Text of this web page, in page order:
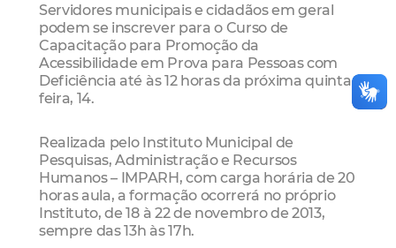
Servidores municipais e cidadãos em geral
podem se inscrever para o Curso de
Capacitação para Promoção da
Acessibilidade em Prova para Pessoas com
Deficiência até às 12 horas da próxima quinta-
feira, 14.
Realizada pelo Instituto Municipal de
Pesquisas, Administração e Recursos
Humanos – IMPARH, com carga horária de 20
horas aula, a formação ocorrerá no próprio
Instituto, de 18 à 22 de novembro de 2013,
sempre das 13h às 17h.